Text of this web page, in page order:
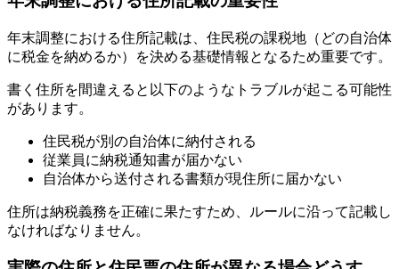
年末調整における住所記載は、住民税の課税地（どの自治体
に税金を納めるか）を決める基礎情報となるため重要です。
書く住所を間違えると以下のようなトラブルが起こる可能性
があります。
住民税が別の自治体に納付される
従業員に納税通知書が届かない
自治体から送付される書類が現住所に届かない
住所は納税義務を正確に果たすため、ルールに沿って記載し
なければなりません。